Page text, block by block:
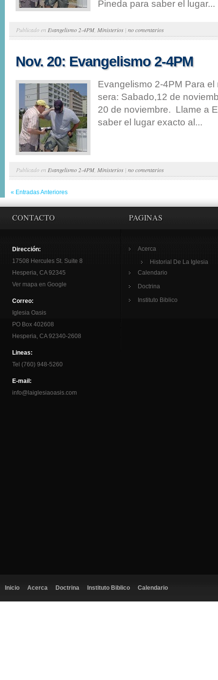
Pineda para saber el lugar...
Publicado en Evangelismo 2-4PM, Ministerios | no comentarios
Nov. 20: Evangelismo 2-4PM
Evangelismo 2-4PM Para
sera: Sabado,12 de
20 de noviembre. Llame a
saber el lugar exacto al...
Publicado en Evangelismo 2-4PM, Ministerios | no comentarios
« Entradas Anteriores
CONTACTO
Dirección:
17508 Hercules St. Suite 8
Hesperia, CA 92345
Ver mapa en Google
Correo:
Iglesia Oasis
PO Box 402608
Hesperia, CA 92340-2608
Lineas:
Tel (760) 948-5260
E-mail:
info@laiglesiaoasis.com
PAGINAS
Acerca
Historial De La Iglesia
Calendario
Doctrina
Instituto Biblico
Inicio Acerca Doctrina Instituto Biblico Calendario